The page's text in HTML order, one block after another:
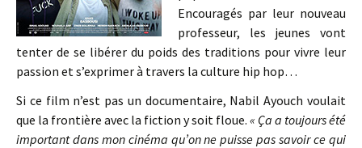
Encouragés par leur nouveau
professeur, les jeunes vont
tenter de se libérer du poids des traditions pour vivre leur
passion et s’exprimer à travers la culture hip hop…
Si ce film n’est pas un documentaire, Nabil Ayouch voulait
que la frontière avec la fiction y soit floue. « Ça a toujours été
important dans mon cinéma qu’on ne puisse pas savoir ce qui